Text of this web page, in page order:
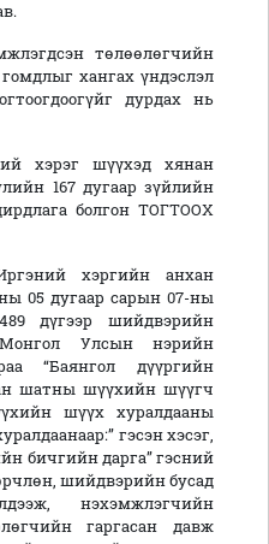
төлөөлөгчийн
хангах үндэслэл
дурдах нь
хэрэг шүүхэд хянан
167 дугаар зүйлийн
болгон ТОГТООХ
хэргийн анхан
05 дугаар сарын 07-ны
дүгээр шийдвэрийн
Улсын нэрийн
“Баянгол дүүргийн
шатны шүүхийн шүүгч
шүүх хуралдааны
гэсэн хэсэг,
бичгийн дарга” гэсний
шийдвэрийн бусад
нэхэмжлэгчийн
гаргасан давж